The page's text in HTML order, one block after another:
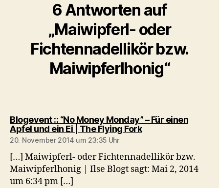
6 Antworten auf
„Maiwipferl- oder
Fichtennadellikör bzw.
Maiwipferlhonig“
Blogevent :: “No Money Monday” – Für einen
Apfel und ein Ei | The Flying Forksagt:
20. November 2014 um 23:35 Uhr
[…] Maiwipferl- oder Fichtennadellikör bzw.
Maiwipferlhonig | Ilse Blogt sagt: Mai 2, 2014
um 6:34 pm […]